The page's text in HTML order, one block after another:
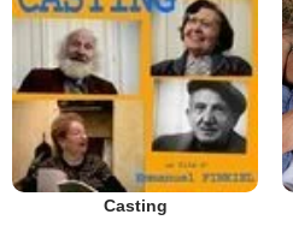
Casting